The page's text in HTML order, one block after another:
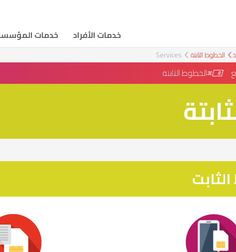
خدمات الأفراد خدمات
الخطوط الثابتة Services
الخطوط الثابتة